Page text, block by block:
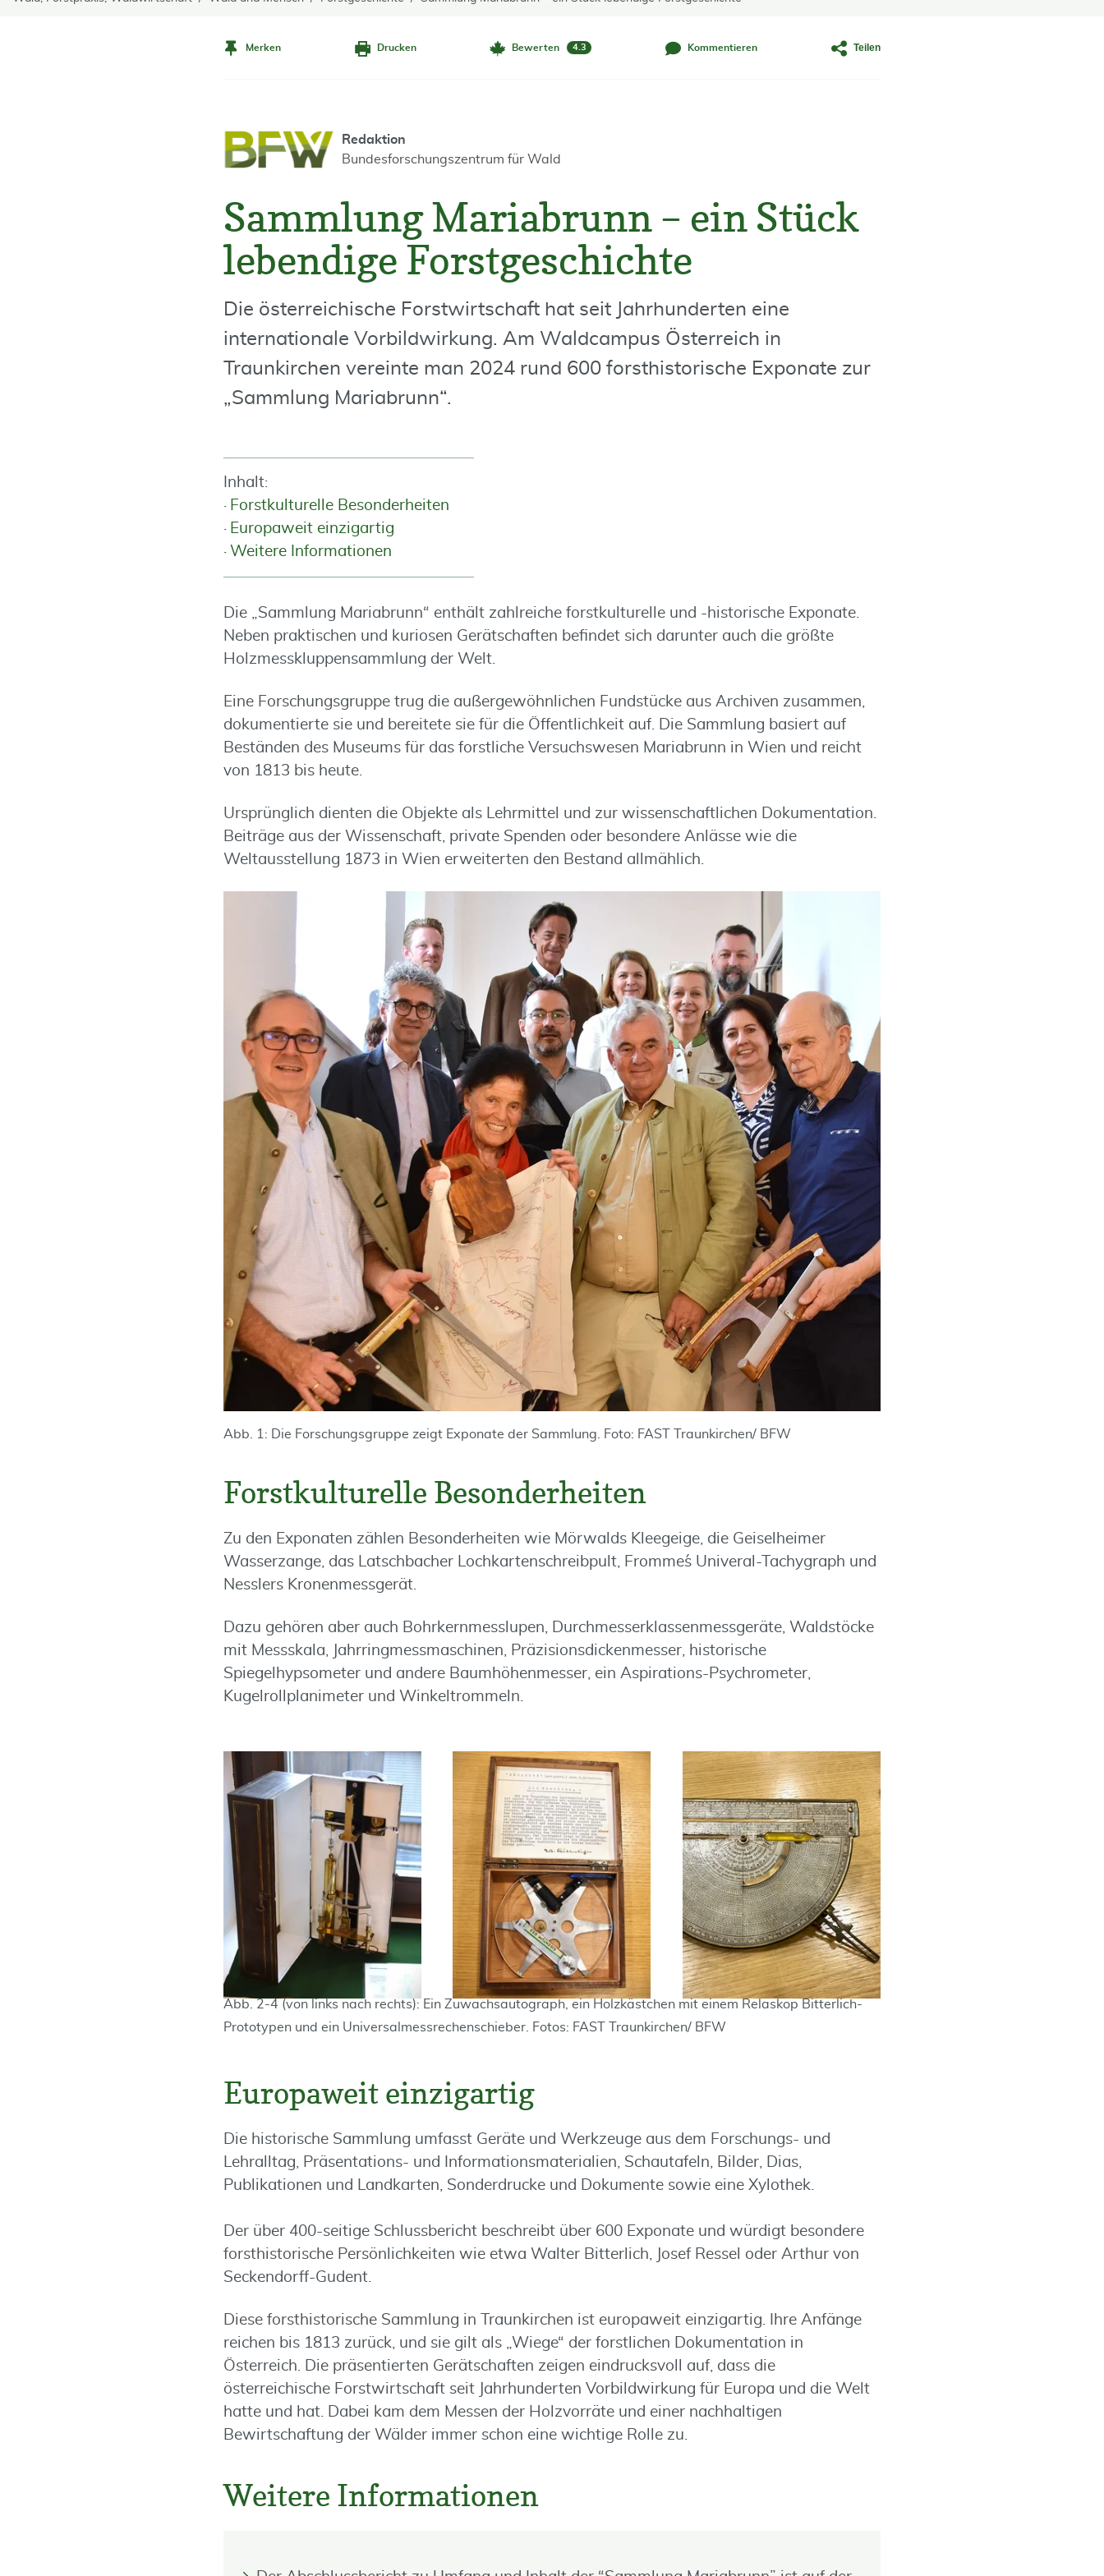
Merken Drucken Bewerten 4.3 Kommentieren Teilen
Redaktion
Bundesforschungszentrum für Wald
Sammlung Mariabrunn – ein Stück
lebendige Forstgeschichte
Die österreichische Forstwirtschaft hat seit Jahrhunderten eine
internationale Vorbildwirkung. Am Waldcampus Österreich in
Traunkirchen vereinte man 2024 rund 600 forsthistorische Exponate zur
„Sammlung Mariabrunn“.
Inhalt:
Forstkulturelle Besonderheiten
Europaweit einzigartig
Weitere Informationen
Die „Sammlung Mariabrunn“ enthält zahlreiche forstkulturelle und -historische Exponate.
Neben praktischen und kuriosen Gerätschaften befindet sich darunter auch die größte
Holzmesskluppensammlung der Welt.
Eine Forschungsgruppe trug die außergewöhnlichen Fundstücke aus Archiven zusammen,
dokumentierte sie und bereitete sie für die Öffentlichkeit auf. Die Sammlung basiert auf
Beständen des Museums für das forstliche Versuchswesen Mariabrunn in Wien und reicht
von 1813 bis heute.
Ursprünglich dienten die Objekte als Lehrmittel und zur wissenschaftlichen Dokumentation.
Beiträge aus der Wissenschaft, private Spenden oder besondere Anlässe wie die
Weltausstellung 1873 in Wien erweiterten den Bestand allmählich.
Abb. 1: Die Forschungsgruppe zeigt Exponate der Sammlung. Foto: FAST Traunkirchen/ BFW
Forstkulturelle Besonderheiten
Zu den Exponaten zählen Besonderheiten wie Mörwalds Kleegeige, die Geiselheimer
Wasserzange, das Latschbacher Lochkartenschreibpult, Fromme´s Univeral-Tachygraph und
Nesslers Kronenmessgerät.
Dazu gehören aber auch Bohrkernmesslupen, Durchmesserklassenmessgeräte, Waldstöcke
mit Messskala, Jahrringmessmaschinen, Präzisionsdickenmesser, historische
Spiegelhypsometer und andere Baumhöhenmesser, ein Aspirations-Psychrometer,
Kugelrollplanimeter und Winkeltrommeln.
Abb. 2-4 (von links nach rechts): Ein Zuwachsautograph, ein Holzkästchen mit einem Relaskop Bitterlich-
Prototypen und ein Universalmessrechenschieber. Fotos: FAST Traunkirchen/ BFW
Europaweit einzigartig
Die historische Sammlung umfasst Geräte und Werkzeuge aus dem Forschungs- und
Lehralltag, Präsentations- und Informationsmaterialien, Schautafeln, Bilder, Dias,
Publikationen und Landkarten, Sonderdrucke und Dokumente sowie eine Xylothek.
Der über 400-seitige Schlussbericht beschreibt über 600 Exponate und würdigt besondere
forsthistorische Persönlichkeiten wie etwa Walter Bitterlich, Josef Ressel oder Arthur von
Seckendorff-Gudent.
Diese forsthistorische Sammlung in Traunkirchen ist europaweit einzigartig. Ihre Anfänge
reichen bis 1813 zurück, und sie gilt als „Wiege“ der forstlichen Dokumentation in
Österreich. Die präsentierten Gerätschaften zeigen eindrucksvoll auf, dass die
österreichische Forstwirtschaft seit Jahrhunderten Vorbildwirkung für Europa und die Welt
hatte und hat. Dabei kam dem Messen der Holzvorräte und einer nachhaltigen
Bewirtschaftung der Wälder immer schon eine wichtige Rolle zu.
Weitere Informationen